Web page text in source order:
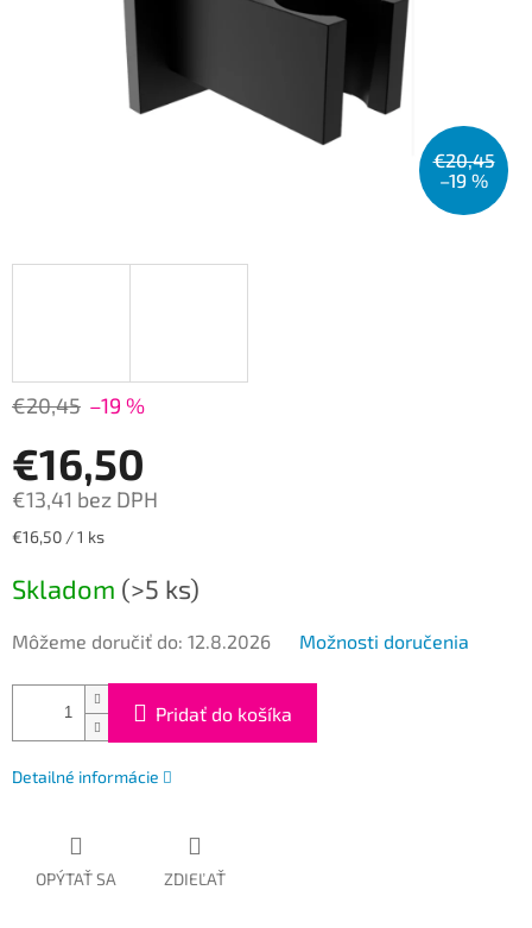
€20,45
–19 %
€20,45 –19 %
€16,50
€13,41 bez DPH
Jednotková
€16,50 / 1 ks
Skladom (>5 ks)
Môžeme doručiť do: 12.8.2026 Možnosti doručenia
Pridať do košíka
Detailné informácie
OPÝTAŤ SA ZDIEĽAŤ